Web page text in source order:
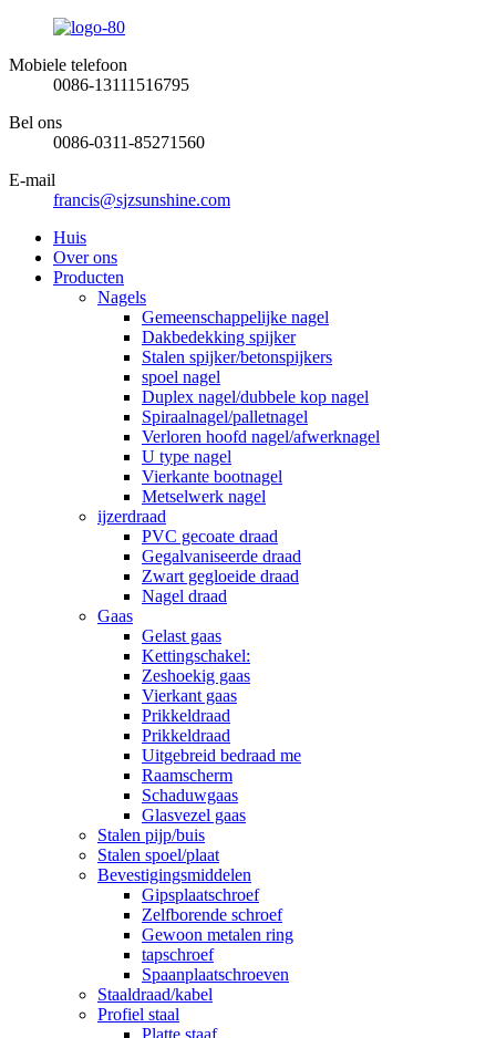
Mobiele telefoon
0086-13111516795
Bel ons
0086-0311-85271560
E-mail
francis@sjzsunshine.com
Huis
Over ons
Producten
Nagels
Gemeenschappelijke nagel
Dakbedekking spijker
Stalen spijker/betonspijkers
spoel nagel
Duplex nagel/dubbele kop nagel
Spiraalnagel/palletnagel
Verloren hoofd nagel/afwerknagel
U type nagel
Vierkante bootnagel
Metselwerk nagel
ijzerdraad
PVC gecoate draad
Gegalvaniseerde draad
Zwart gegloeide draad
Nagel draad
Gaas
Gelast gaas
Kettingschakel:
Zeshoekig gaas
Vierkant gaas
Prikkeldraad
Prikkeldraad
Uitgebreid bedraad me
Raamscherm
Schaduwgaas
Glasvezel gaas
Stalen pijp/buis
Stalen spoel/plaat
Bevestigingsmiddelen
Gipsplaatschroef
Zelfborende schroef
Gewoon metalen ring
tapschroef
Spaanplaatschroeven
Staaldraad/kabel
Profiel staal
Platte staaf